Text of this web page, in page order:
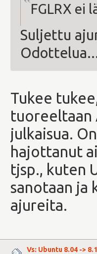
FGLRX ei
Suljettu
Tukee
tuoreeltaan
julkaisua.
hajottanut
tjsp., kuten
sanotaan ja
ajureita.
Vs: Ubuntu 8.04 ->